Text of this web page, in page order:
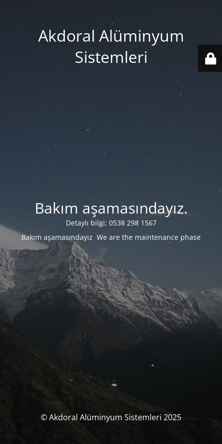
Akdoral Alüminyum
Sistemleri
Bakım aşamasındayız.
Detaylı bilgi; 0538 298 1567
Bakım aşamasındayız We are the maintenance phase
© Akdoral Alüminyum Sistemleri 2025